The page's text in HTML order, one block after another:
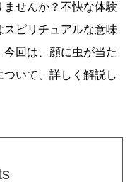
せんか？不快な体験
ピリチュアルな意味
回は、顔に虫が当た
いて、詳しく解説し